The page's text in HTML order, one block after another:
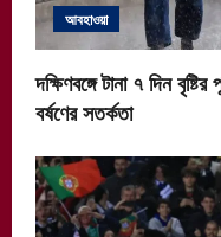
আবহাওয়া
দক্ষিণবঙ্গে টানা ৭ দিন
বর্ষণের সতর্কতা